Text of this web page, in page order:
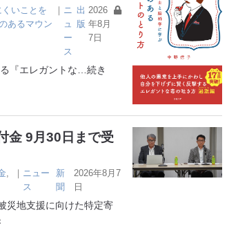
いことを
あるマウン
｜ ニ
ュ
ー
ス
出
版
2026
年8月
7日
『エレガントな …続き
金 9月30日まで受
,
｜ ニュー
ス
新
聞
2026年8月7
日
災地支援に向けた特定寄